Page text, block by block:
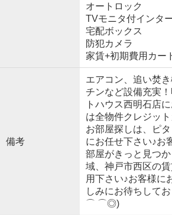
オートロック
TVモニタ付インタ
宅配ボックス
防犯カメラ
家賃+初期費用カー
備考
エアコン、追い焚
チンなど設備充実
トハウス西明石店
は全物件クレジッ
お部屋探しは、ピ
にお任せ下さい♪お
部屋がきっと見つ
域、神戸市西区の
用下さい♪お客様に
しみにお待ちし
⌒ ⌒◎)